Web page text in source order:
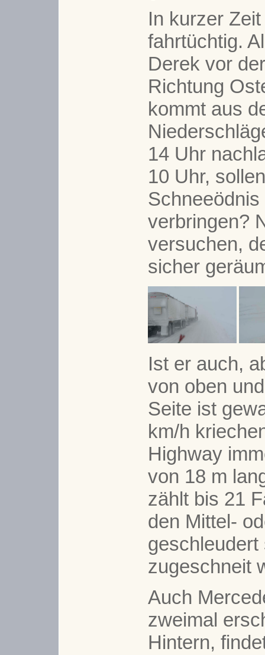
In kurzer
fahrtüchtig.
Derek vor
Richtung
kommt aus
14 Uhr
10 Uhr,
Schneeödnis
verbringen?
versuchen,
sicher
Ist er auch,
von oben
Seite ist
km/h
Highway
von 18 m
zählt bis 21
den Mittel-
geschleudert
zugeschneit
Auch
zweimal
Hintern,